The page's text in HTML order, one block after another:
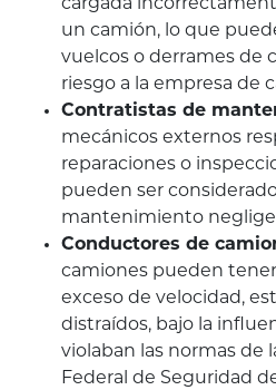
cargada
un camión, lo que
vuelcos o derrames de
riesgo a la empresa de
Contratistas de
mecánicos externos
reparaciones o
pueden ser
mantenimiento
Conductores de
camiones pueden
exceso de velocidad,
distraídos, bajo la
violaban las normas de
Federal de Seguridad